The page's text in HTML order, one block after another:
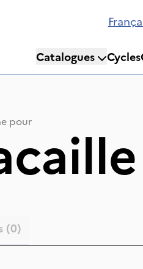
Catalogues Cycles
pour
(0)